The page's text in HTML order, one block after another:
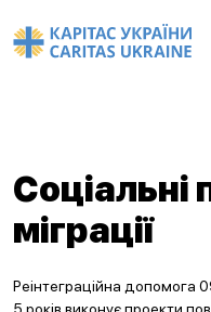
Соціальні
міграції
Реінтеграційна допомога